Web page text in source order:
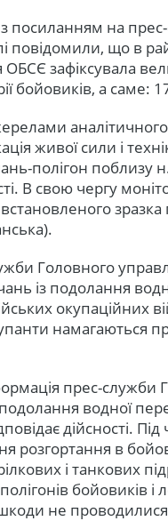
посиланням на прес-
повідомили, що в
ОБСЄ зафіксувала
бойовиків, а саме:
аналітичного
живої сили і
полігон поблизу
В свою чергу
Головного
із подолання
окупаційних
намагаються
прес-
водної
дійсності.
розгортання в
і танкових
бойовиків
не